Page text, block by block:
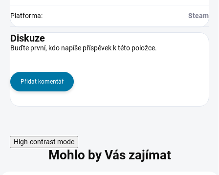
Platforma: Steam
Diskuze
Buďte první, kdo napíše příspěvek k této položce.
Přidat komentář
High-contrast mode
Mohlo by Vás zajímat